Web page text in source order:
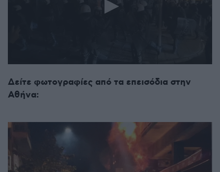
of
14
seconds
Δείτε φωτογραφίες από τα επεισόδια στην
Αθήνα: